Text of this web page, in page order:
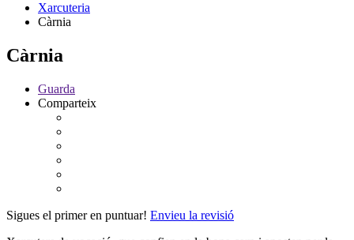
Xarcuteria
Càrnia
Càrnia
Guarda
Comparteix
Sigues el primer en puntuar! Envieu la revisió